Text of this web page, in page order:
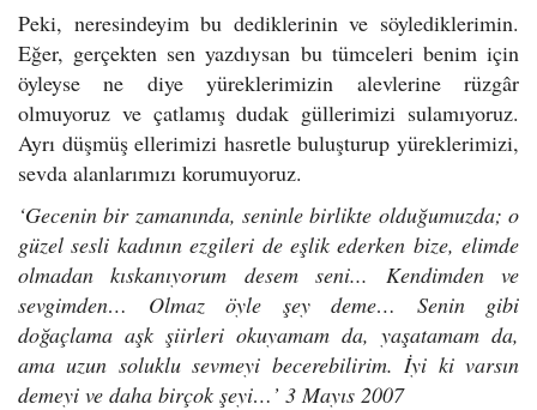
Peki, neresindeyim bu dediklerinin ve söylediklerimin.
Eğer, gerçekten sen yazdıysan bu tümceleri benim için
öyleyse ne diye yüreklerimizin alevlerine rüzgâr
olmuyoruz ve çatlamış dudak güllerimizi sulamıyoruz.
Ayrı düşmüş ellerimizi hasretle buluşturup yüreklerimizi,
sevda alanlarımızı korumuyoruz.
‘Gecenin bir zamanında, seninle birlikte olduğumuzda; o
güzel sesli kadının ezgileri de eşlik ederken bize, elimde
olmadan kıskanıyorum desem seni... Kendimden ve
sevgimden… Olmaz öyle şey deme… Senin gibi
doğaçlama aşk şiirleri okuyamam da, yaşatamam da,
ama uzun soluklu sevmeyi becerebilirim. İyi ki varsın
demeyi ve daha birçok şeyi…’ 3 Mayıs 2007